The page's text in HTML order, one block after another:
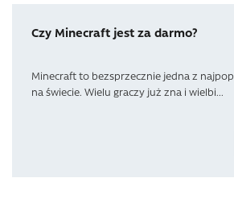
Czy Minecraft jest za darmo?
Minecraft to bezsprzecznie jedna z
na świecie. Wielu graczy już zna i wielbi...